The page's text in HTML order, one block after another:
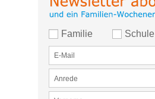
Familie Schule